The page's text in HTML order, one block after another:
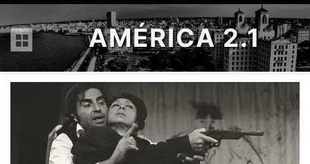
Menú AMÉRICA 2.1